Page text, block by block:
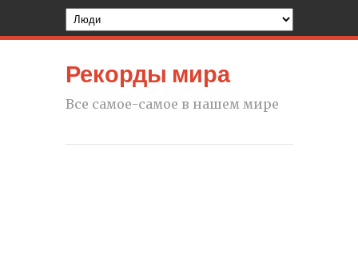
Рекорды мира
Все самое-самое в нашем мире